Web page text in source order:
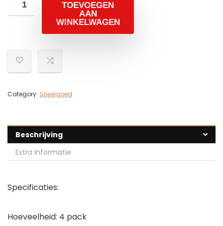
TOEVOEGEN
AAN
WINKELWAGEN
Category: Speelgoed
Beschrijving
Extra informatie
Specificaties:
Hoeveelheid: 4 pack